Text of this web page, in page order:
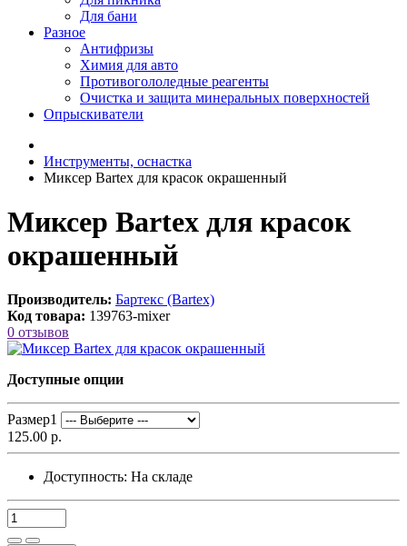
Для бани
Разное
Антифризы
Химия для авто
Противогололедные реагенты
Очистка и защита минеральных поверхностей
Опрыскиватели
Инструменты, оснастка
Миксер Bartex для красок окрашенный
Миксер Bartex для красок
окрашенный
Производитель: Бартекс (Bartex)
Код товара: 139763-mixer
0 отзывов
Доступные опции
Размер1
125.00 р.
Доступность: На складе